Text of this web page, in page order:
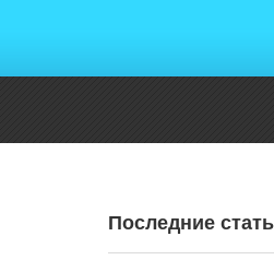
Последние